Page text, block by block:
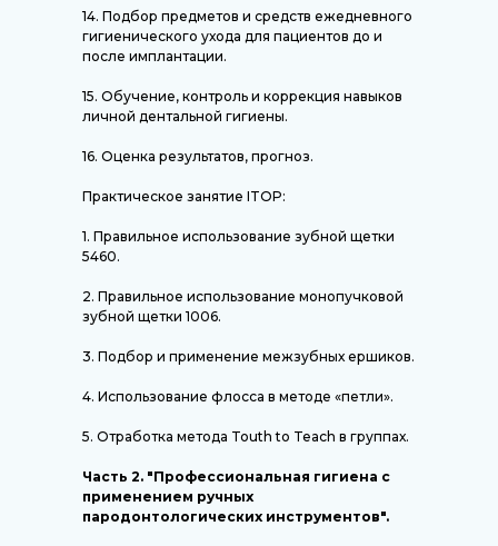
14. Подбор предметов и средств ежедневного
гигиенического ухода для пациентов до и
после имплантации.
15. Обучение, контроль и коррекция навыков
личной дентальной гигиены.
16. Оценка результатов, прогноз.
Практическое занятие ITOP:
1. Правильное использование зубной щетки
5460.
2. Правильное использование монопучковой
зубной щетки 1006.
3. Подбор и применение межзубных ершиков.
4. Использование флосса в методе «петли».
5. Отработка метода Touth to Teach в группах.
Часть 2. "Профессиональная гигиена с
применением ручных
пародонтологических инструментов".